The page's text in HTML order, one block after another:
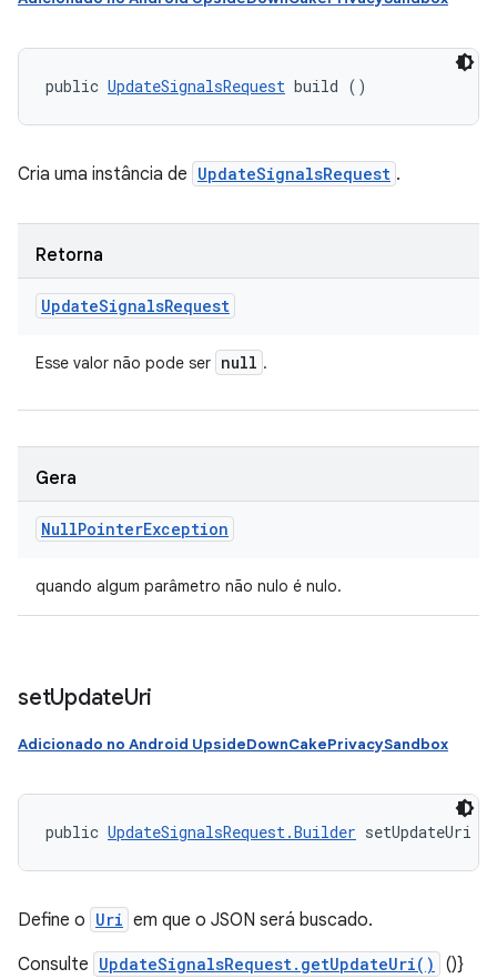
public UpdateSignalsRequest build ()
Cria uma instância de UpdateSignalsRequest .
Retorna
UpdateSignalsRequest
Esse valor não pode ser null .
Gera
NullPointerException
quando algum parâmetro não nulo é nulo.
setUpdateUri
Adicionado no Android UpsideDownCakePrivacySandbox
public UpdateSignalsRequest.Builder setUpdateUri (
Define o Uri em que o JSON será buscado.
Consulte UpdateSignalsRequest.getUpdateUri()
()}